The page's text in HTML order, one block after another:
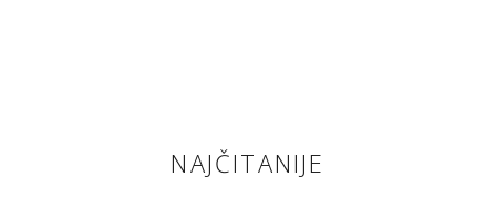
NAJČITANIJE